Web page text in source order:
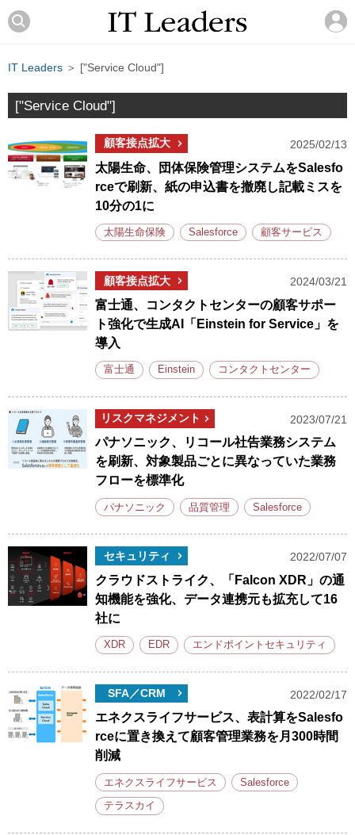
IT Leaders ＞ ["Service Cloud"]
["Service Cloud"]
顧客接点拡大 2025/02/13
太陽生命、団体保険管理システムをSalesfo
rceで刷新、紙の申込書を撤廃し記載ミスを
10分の1に
太陽生命保険 Salesforce 顧客サービス
顧客接点拡大 2024/03/21
富士通、コンタクトセンターの顧客サポー
ト強化で生成AI「Einstein for Service」を
導入
富士通 Einstein コンタクトセンター
リスクマネジメント 2023/07/21
パナソニック、リコール社告業務システム
を刷新、対象製品ごとに異なっていた業務
フローを標準化
パナソニック 品質管理 Salesforce
セキュリティ 2022/07/07
クラウドストライク、「Falcon XDR」の通
知機能を強化、データ連携元も拡充して16
社に
XDR EDR エンドポイントセキュリティ
SFA／CRM 2022/02/17
エネクスライフサービス、表計算をSalesfo
rceに置き換えて顧客管理業務を月300時間
削減
エネクスライフサービス Salesforce
テラスカイ